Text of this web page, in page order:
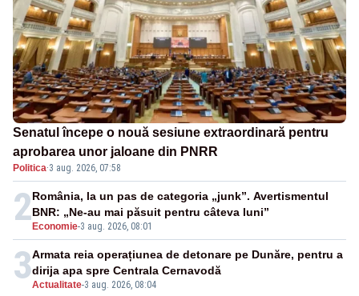
Senatul începe o nouă sesiune extraordinară pentru
aprobarea unor jaloane din PNRR
Politica·3 aug. 2026, 07:58
2 Economie-3 aug. 2026, 08:01
România, la un pas de categoria „junk”. Avertismentul
BNR: „Ne-au mai păsuit pentru câteva luni”
3Actualitate-3 aug. 2026, 08:04
Armata reia operațiunea de detonare pe Dunăre, pentru a
dirija apa spre Centrala Cernavodă